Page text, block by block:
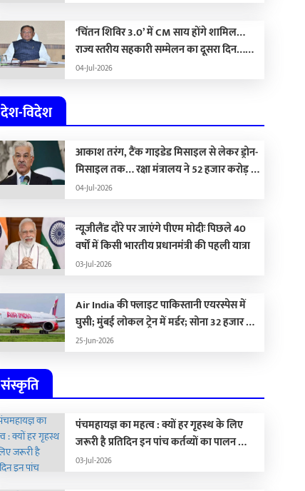
‘चिंतन शिविर 3.0’ में CM साय होंगे शामिल…
राज्य स्तरीय सहकारी सम्मेलन का दूसरा दिन…
भोरमदेव ईको ट्रेल 2026 आज से शुरू…
04-Jul-2026
देश-विदेश
आकाश तरंग, टैंक गाइडेड मिसाइल से लेकर ड्रोन-
मिसाइल तक… रक्षा मंत्रालय ने 52 हजार करोड़ के
हथियार खरीदने की मंजूरी दी
04-Jul-2026
न्यूजीलैंड दौरे पर जाएंगे पीएम मोदीः पिछले 40
वर्षों में किसी भारतीय प्रधानमंत्री की पहली यात्रा
03-Jul-2026
Air India की फ्लाइट पाकिस्तानी एयरस्पेस में
घुसी; मुंबई लोकल ट्रेन में मर्डर; सोना 32 हजार और
चांदी 1.59 लाख रुपए सस्ती
25-Jun-2026
संस्कृति
पंचमहायज्ञ का महत्व : क्यों हर गृहस्थ के लिए
जरूरी है प्रतिदिन इन पांच कर्तव्यों का पालन …
03-Jul-2026